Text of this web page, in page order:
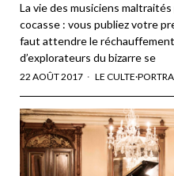
La vie des musiciens
cocasse : vous publiez votre
faut attendre le
d’explorateurs du bizarre se
22 AOÛT 2017 LE CULTE·